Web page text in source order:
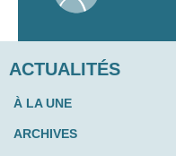
ACTUALITÉS
À LA UNE
ARCHIVES